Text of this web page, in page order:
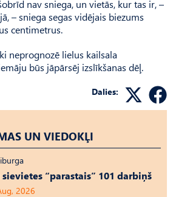
nav sniega, un vietās, kur tas ir, –
– sniega segas vidējais biezums
centimetrus.
neprognozē lielus kailsala
būs jāpārsēj izslīkšanas dēļ.
Dalies:
UN VIEDOKĻI
“parastais” 101 darbiņš
2026